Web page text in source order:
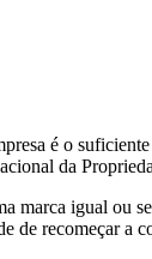
é o
da
igual ou
de recomeçar a